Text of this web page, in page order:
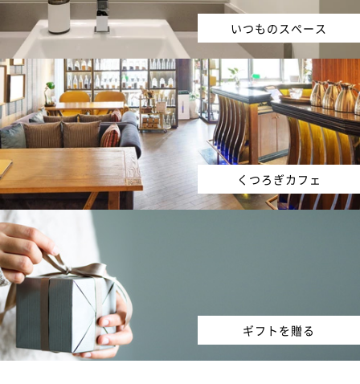
いつものスペース
くつろぎカフェ
ギフトを贈る